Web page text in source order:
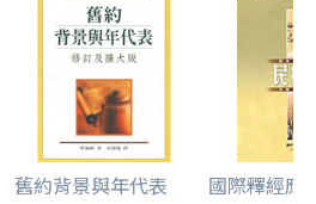
舊約背景與年代表 國際釋經應